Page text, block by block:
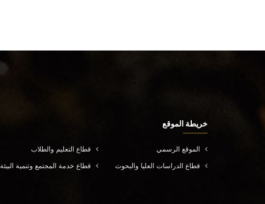
خريطة الموقع
الموقع الرسمي قطاع التعليم والطلاب
قطاع الدراسات العليا والبحوث قطاع خدمة المجتمع وتنمية البيئة